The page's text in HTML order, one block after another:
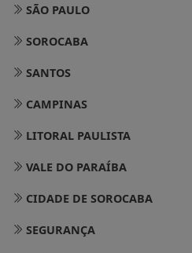
SÃO PAULO
SOROCABA
SANTOS
CAMPINAS
LITORAL PAULISTA
VALE DO PARAÍBA
CIDADE DE SOROCABA
SEGURANÇA